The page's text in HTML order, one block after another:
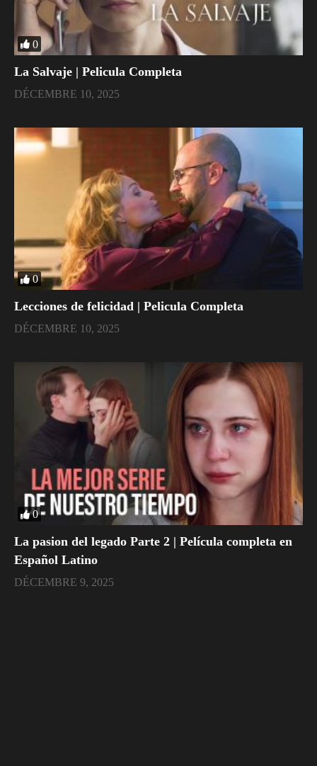
0
La Salvaje | Pelicula Completa
DÉCEMBRE 10, 2025
0
Lecciones de felicidad | Pelicula Completa
DÉCEMBRE 10, 2025
0
La pasion del legado Parte 2 | Película completa en
Español Latino
DÉCEMBRE 9, 2025